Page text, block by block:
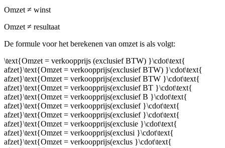
Omzet ≠ winst
Omzet ≠ resultaat
De formule voor het berekenen van omzet is als volgt:
\text{Omzet = verkoopprijs (exclusief BTW) }\cdot\text{
afzet}\text{Omzet = verkoopprijs(exclusief BTW) }\cdot\text{
afzet}\text{Omzet = verkoopprijs(exclusief BTW }\cdot\text{
afzet}\text{Omzet = verkoopprijs(exclusief BT }\cdot\text{
afzet}\text{Omzet = verkoopprijs(exclusief B }\cdot\text{
afzet}\text{Omzet = verkoopprijs(exclusief }\cdot\text{
afzet}\text{Omzet = verkoopprijs(exclusief }\cdot\text{
afzet}\text{Omzet = verkoopprijs(exclusie }\cdot\text{
afzet}\text{Omzet = verkoopprijs(exclusi }\cdot\text{
afzet}\text{Omzet = verkoopprijs(exclus }\cdot\text{